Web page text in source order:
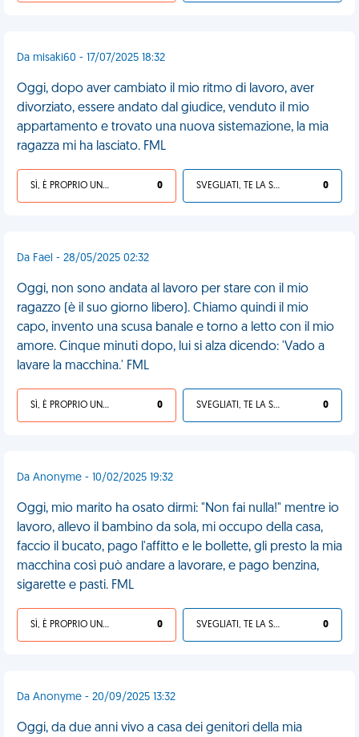
Da misaki60 - 17/07/2025 18:32
Oggi, dopo aver cambiato il mio ritmo di lavoro, aver
divorziato, essere andato dal giudice, venduto il mio
appartamento e trovato una nuova sistemazione, la mia
ragazza mi ha lasciato. FML
SÌ, È PROPRIO UNA VDM! 0 SVEGLIATI, TE LA SEI CERCATA! 0
Da Fael - 28/05/2025 02:32
Oggi, non sono andata al lavoro per stare con il mio
ragazzo (è il suo giorno libero). Chiamo quindi il mio
capo, invento una scusa banale e torno a letto con il mio
amore. Cinque minuti dopo, lui si alza dicendo: 'Vado a
lavare la macchina.' FML
SÌ, È PROPRIO UNA VDM! 0 SVEGLIATI, TE LA SEI CERCATA! 0
Da Anonyme - 10/02/2025 19:32
Oggi, mio marito ha osato dirmi: "Non fai nulla!" mentre io
lavoro, allevo il bambino da sola, mi occupo della casa,
faccio il bucato, pago l'affitto e le bollette, gli presto la mia
macchina così può andare a lavorare, e pago benzina,
sigarette e pasti. FML
SÌ, È PROPRIO UNA VDM! 0 SVEGLIATI, TE LA SEI CERCATA! 0
Da Anonyme - 20/09/2025 13:32
Oggi, da due anni vivo a casa dei genitori della mia